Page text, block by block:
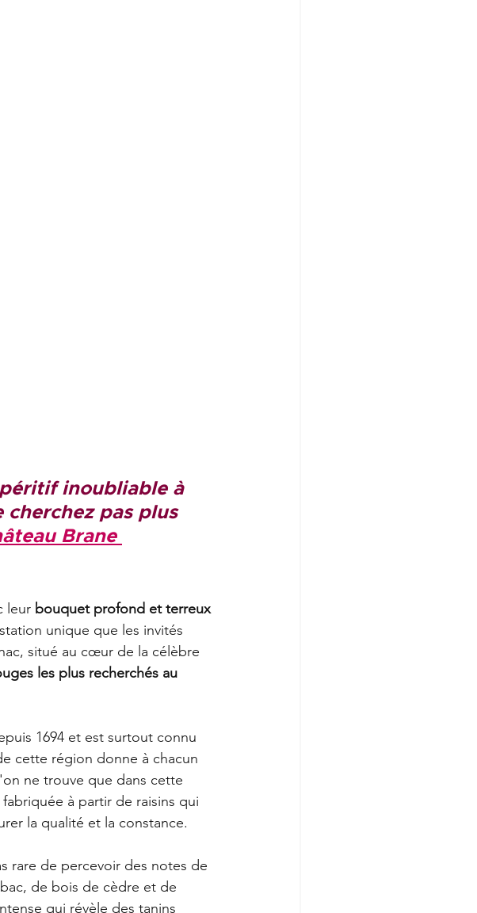
inoubliable à
cherchez pas plus
Brane
leur bouquet profond et terreux
unique que les invités
situé au cœur de la célèbre
les plus recherchés au
1694 et est surtout connu
cette région donne à chacun
ne trouve que dans cette
à partir de raisins qui
la qualité et la constance.
rare de percevoir des notes de
de bois de cèdre et de
qui révèle des tanins